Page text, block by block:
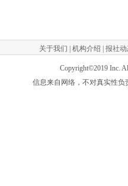
关于我们 机构介绍 报社
Copyright©2019 Inc.
信息来自网络，不对真实性负